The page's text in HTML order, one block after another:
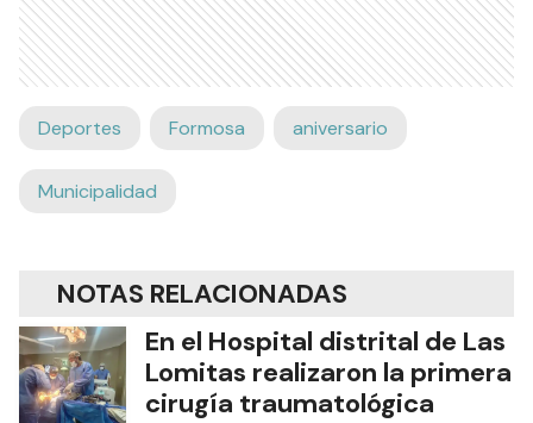
Deportes Formosa aniversario
Municipalidad
NOTAS RELACIONADAS
En el Hospital distrital de Las
Lomitas realizaron la primera
cirugía traumatológica